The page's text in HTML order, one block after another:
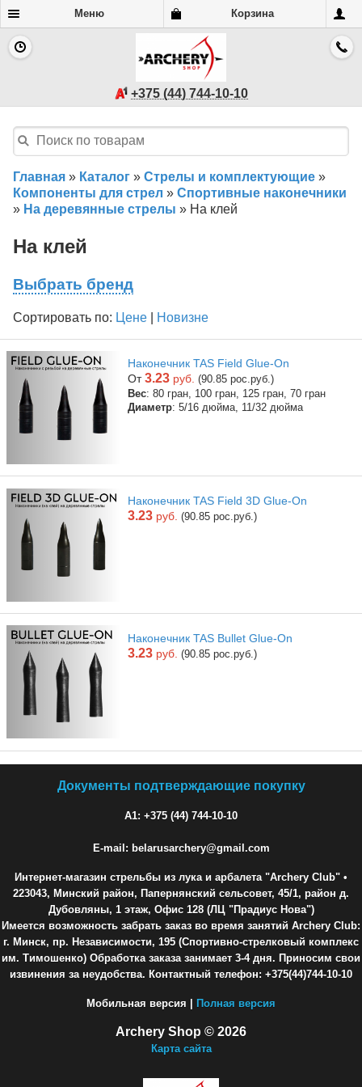
Меню Корзина
+375 (44) 744-10-10
Главная » Каталог » Стрелы и комплектующие »
Компоненты для стрел » Спортивные наконечники
» На деревянные стрелы » На клей
На клей
Выбрать бренд
Сортировать по: Цене Новизне
Наконечник TAS Field Glue-On
От3.23 руб. (90.85 рос.руб.)
Вес: 80 гран, 100 гран, 125 гран, 70 гран
Диаметр: 5/16 дюйма, 11/32 дюйма
Наконечник TAS Field 3D Glue-On
3.23 руб. (90.85 рос.руб.)
Наконечник TAS Bullet Glue-On
3.23 руб. (90.85 рос.руб.)
Документы подтверждающие покупку
A1: +375 (44) 744-10-10
E-mail: belarusarchery@gmail.com
Интернет-магазин стрельбы из лука и арбалета "Archery Club" •
223043, Минский район, Папернянский сельсовет, 45/1, район д.
Дубовляны, 1 этаж, Офис 128 (ЛЦ "Прадиус Нова")
Имеется возможность забрать заказ во время занятий Archery Club:
г. Минск, пр. Независимости, 195 (Спортивно-стрелковый комплекс
им. Тимошенко) Обработка заказа занимает 3-4 дня. Приносим свои
извинения за неудобства. Контактный телефон: +375(44)744-10-10
Мобильная версия | Полная версия
Archery Shop © 2026
Карта сайта